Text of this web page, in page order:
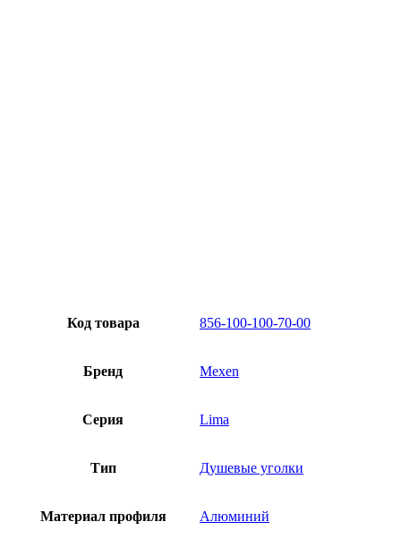
Код товара 856-100-100-70-00
Бренд Mexen
Серия Lima
Тип Душевые уголки
Материал профиля Алюминий